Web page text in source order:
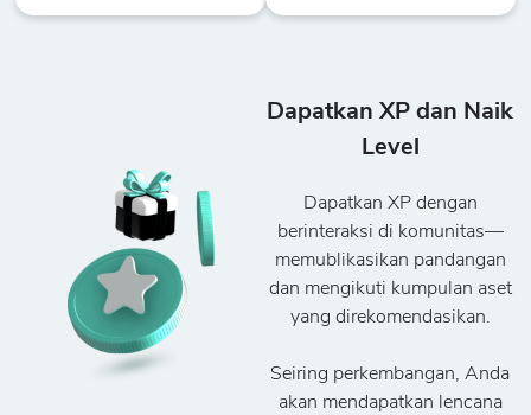
Dapatkan XP dan Naik
Level
Dapatkan XP dengan
berinteraksi di komunitas—
memublikasikan pandangan
dan mengikuti kumpulan aset
yang direkomendasikan.
Seiring perkembangan, Anda
akan mendapatkan lencana